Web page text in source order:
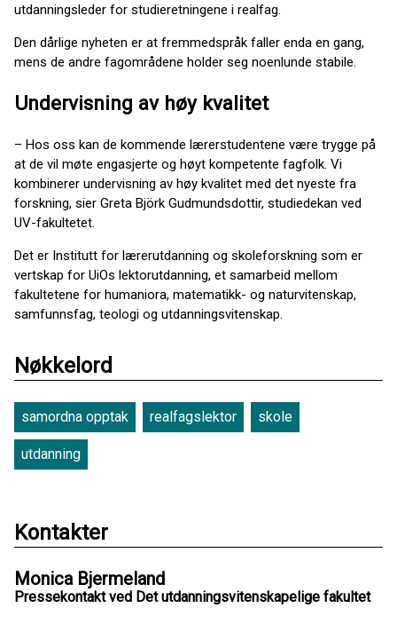
utdanningsleder for studieretningene i realfag.
Den dårlige nyheten er at fremmedspråk faller enda en gang,
mens de andre fagområdene holder seg noenlunde stabile.
Undervisning av høy kvalitet
– Hos oss kan de kommende lærerstudentene være trygge på
at de vil møte engasjerte og høyt kompetente fagfolk. Vi
kombinerer undervisning av høy kvalitet med det nyeste fra
forskning, sier Greta Björk Gudmundsdottir, studiedekan ved
UV-fakultetet.
Det er Institutt for lærerutdanning og skoleforskning som er
vertskap for UiOs lektorutdanning, et samarbeid mellom
fakultetene for humaniora, matematikk- og naturvitenskap,
samfunnsfag, teologi og utdanningsvitenskap.
Nøkkelord
samordna opptak realfagslektor skole
utdanning
Kontakter
Monica Bjermeland
Pressekontakt ved Det utdanningsvitenskapelige fakultet